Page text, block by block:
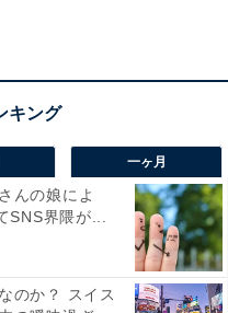
合は？
」が決定！ 2位「福岡
一ヶ月
んの娘によ
SNS界隈が...
のか？ スイス